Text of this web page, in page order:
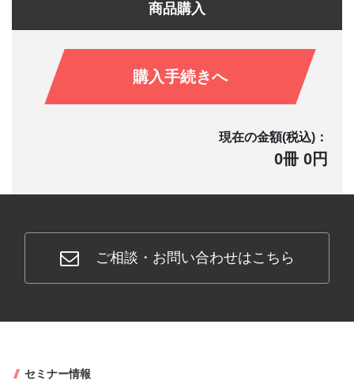
商品購入
購入手続きへ
現在の金額(税込)：
0冊 0円
ご相談・お問い合わせはこちら
セミナー情報